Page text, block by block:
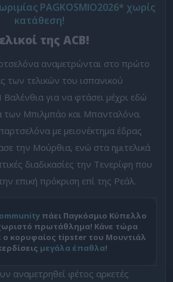
PAGKOSMIO2026* χωρίς
κατάθεση!
της ACB!
αναμετρώνται στο πρώτο
των τελικών του ισπανικού
για να φτάσει μέχρι εδώ
των Μπιλμπάο και Μπανταλόνα.
με μειονέκτημα έδρας
την Μούρθια, ενώ στα ημιτελικά
διαδικασίες την Τενερίφη που
επική πρόκριση επί της Ρεάλ.
πάει Παγκόσμιο Κύπελλο
πρωτάθλημα! Κάνε τώρα
ο κορυφαίος tipster του Μουντιάλ
μεγάλα έπαθλα!
αναμετρηθεί φέτος αρκετές